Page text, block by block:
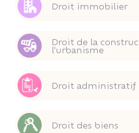
Droit immobilier
Droit de la
l'urbanisme
Droit administratif
Droit des biens